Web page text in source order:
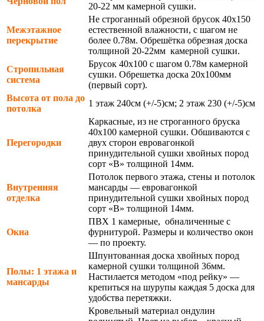
20-22 мм камерной сушки.
Межэтажное
перекрытие
Не строганный обрезной брусок 40х150
естественной влажности, с шагом не
более 0.78м. Обрешётка обрезная доска
толщиной 20-22мм камерной сушки.
Стропильная
система
Брусок 40х100 с шагом 0.78м камерной
сушки. Обрешетка доска 20х100мм
(первый сорт).
Высота от пола до
потолка
1 этаж 240см (+/-5)см; 2 этаж 230 (+/-5)см
Перегородки
Каркасные, из не строганного бруска
40х100 камерной сушки. Обшиваются с
двух сторон евровагонкой
принудительной сушки хвойных пород
сорт «В» толщиной 14мм.
Внутренняя
отделка
Потолок первого этажа, стены и потолок
мансарды — евровагонкой
принудительной сушки хвойных пород
сорт «В» толщиной 14мм.
Окна
ПВХ 1 камерные, обналиченные с
фурнитурой. Размеры и количество окон
— по проекту.
Полы: 1 этажа и
мансарды
Шпунтованная доска хвойных пород
камерной сушки толщиной 36мм.
Настилается методом «под рейку» —
крепиться на шурупы каждая 5 доска для
удобства перетяжки.
Кровельный материал ондулин